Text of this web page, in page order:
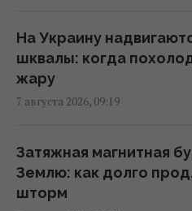
Бывшему главе МИД
грозить до трёх лет
СМИ
23:17 пятница, 07 августа 2026
Над ремонтной базой
Германии летали
СМИ
На Украину
шквалы: когда
жару
7 августа 2026, 09:19
Затяжная магнитная
Землю: как долго
шторм